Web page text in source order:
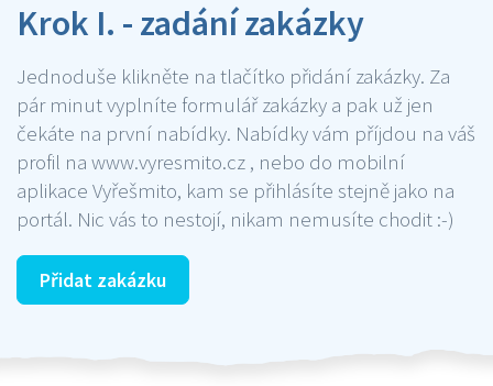
Krok I. - zadání zakázky
Jednoduše klikněte na tlačítko přidání zakázky. Za
pár minut vyplníte formulář zakázky a pak už jen
čekáte na první nabídky. Nabídky vám příjdou na váš
profil na www.vyresmito.cz , nebo do mobilní
aplikace Vyřešmito, kam se přihlásíte stejně jako na
portál. Nic vás to nestojí, nikam nemusíte chodit :-)
Přidat zakázku